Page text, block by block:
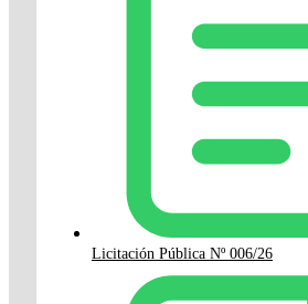
Licitación Pública Nº 006/26